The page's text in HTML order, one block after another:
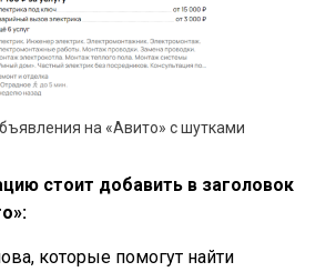
на «Авито» с шутками
стоит добавить в заголовок
которые помогут найти